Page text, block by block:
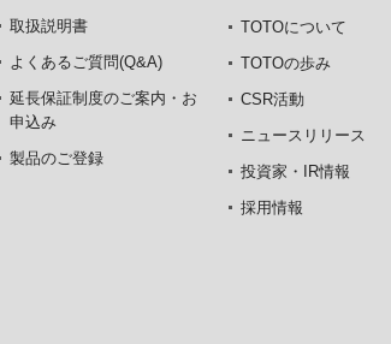
取扱説明書
よくあるご質問(Q&A)
延長保証制度のご案内・お
申込み
製品のご登録
TOTOについて
TOTOの歩み
CSR活動
ニュースリリース
投資家・IR情報
採用情報